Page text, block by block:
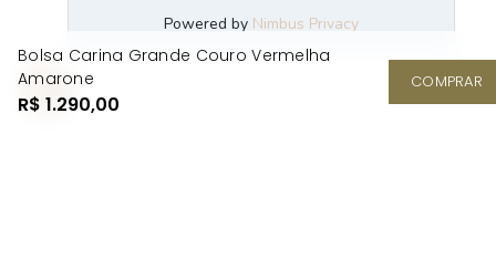
Bolsa Carina Grande Couro Vermelha
Amarone
R$ 1.290,00
COMPRAR